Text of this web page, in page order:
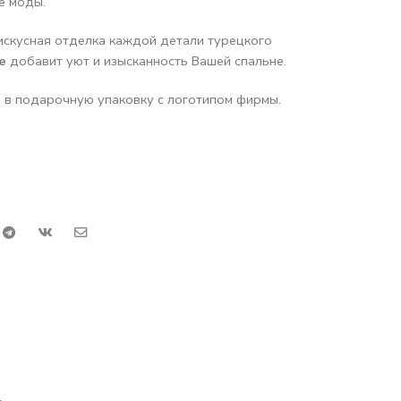
отделка каждой детали турецкого
добавит уют и изысканность Вашей спальне.
подарочную упаковку с логотипом фирмы.